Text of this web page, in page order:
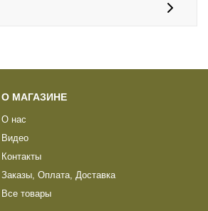
О МАГАЗИНЕ
О нас
Видео
Контакты
Заказы, Оплата, Доставка
Все товары